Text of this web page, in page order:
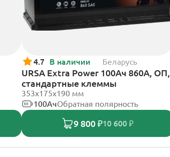
4.7 В наличии Беларусь
URSA Extra Power 100Ач 860А, ОП,
стандартные клеммы
353х175х190 мм
100АчОбратная полярность
9 800 ₽10 600 ₽